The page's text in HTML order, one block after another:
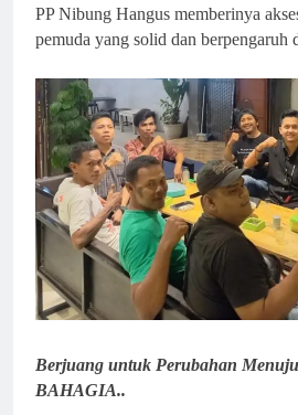
PP Nibung Hangus memberinya
pemuda yang solid dan berpengaruh
Berjuang untuk Perubahan
BAHAGIA..